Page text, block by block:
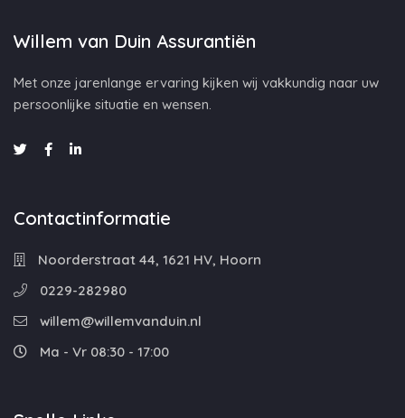
Willem van Duin Assurantiën
Met onze jarenlange ervaring kijken wij vakkundig naar uw
persoonlijke situatie en wensen.
Contactinformatie
Noorderstraat 44, 1621 HV, Hoorn
0229-282980
willem@willemvanduin.nl
Ma - Vr 08:30 - 17:00